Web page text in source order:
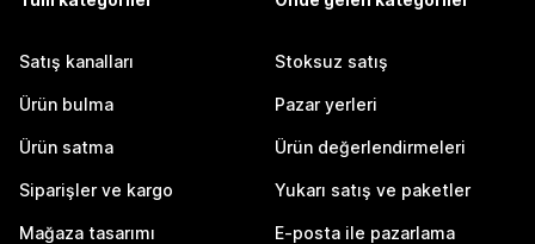
Satış kanalları
Ürün bulma
Ürün satma
Siparişler ve kargo
Mağaza tasarımı
Stoksuz satış
Pazar yerleri
Ürün değerlendirmeleri
Yukarı satış ve paketler
E-posta ile pazarlama